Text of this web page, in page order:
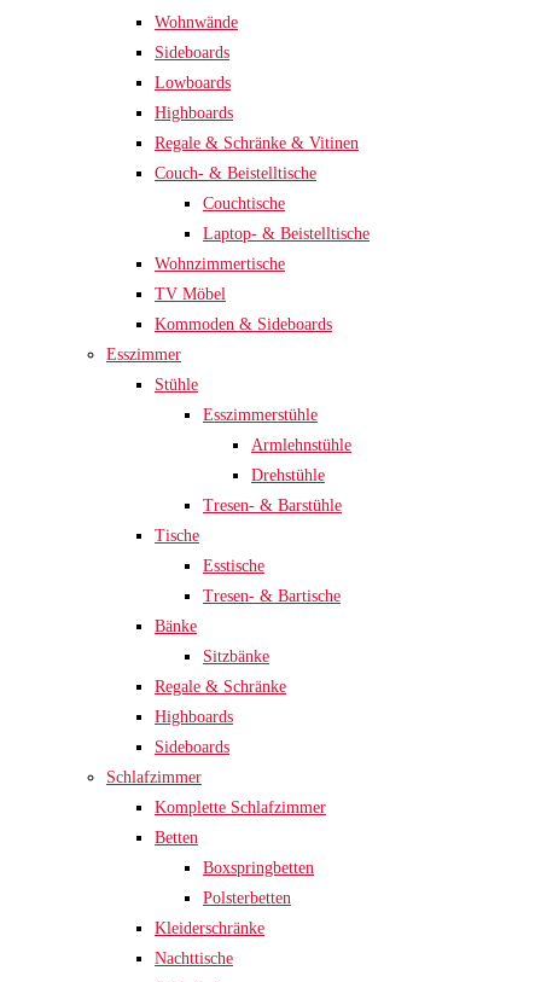
Wohnwände
Sideboards
Lowboards
Highboards
Regale & Schränke & Vitinen
Couch- & Beistelltische
Couchtische
Laptop- & Beistelltische
Wohnzimmertische
TV Möbel
Kommoden & Sideboards
Esszimmer
Stühle
Esszimmerstühle
Armlehnstühle
Drehstühle
Tresen- & Barstühle
Tische
Esstische
Tresen- & Bartische
Bänke
Sitzbänke
Regale & Schränke
Highboards
Sideboards
Schlafzimmer
Komplette Schlafzimmer
Betten
Boxspringbetten
Polsterbetten
Kleiderschränke
Nachttische